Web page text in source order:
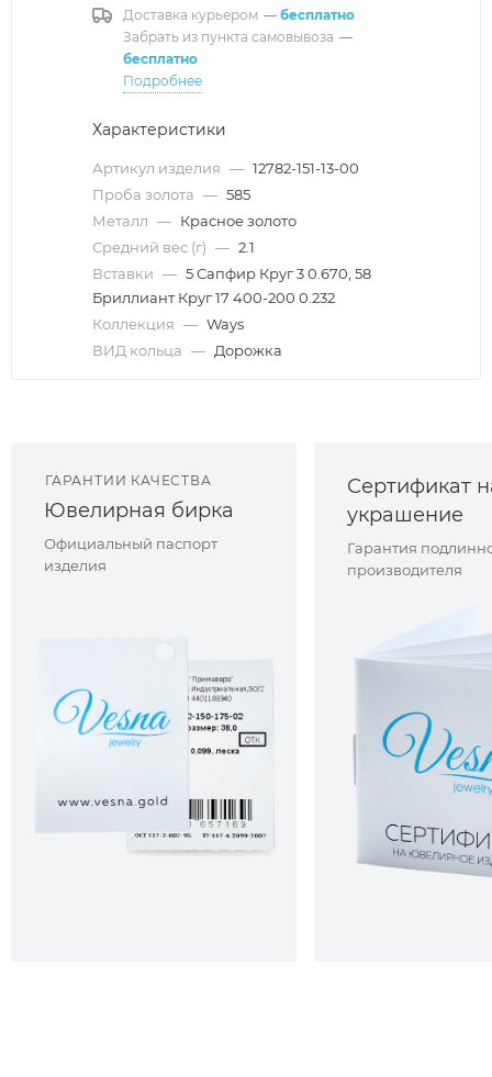
Доставка курьером — бесплатно
Забрать из пункта самовывоза —
бесплатно
Подробнее
Характеристики
Артикул изделия — 12782-151-13-00
Проба золота — 585
Металл — Красное золото
Средний вес (г) — 2.1
Вставки — 5 Сапфир Круг 3 0.670, 58
Бриллиант Круг 17 400-200 0.232
Коллекция — Ways
ВИД кольца — Дорожка
ГАРАНТИИ КАЧЕСТВА
Ювелирная бирка
Официальный паспорт
изделия
Сертификат
украшение
Гарантия
производителя